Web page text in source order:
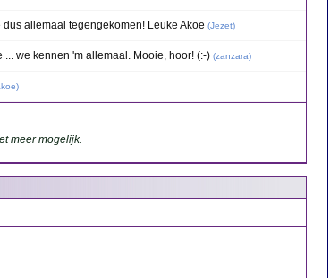
dus allemaal tegengekomen! Leuke Akoe (Jezet)
... we kennen 'm allemaal. Mooie, hoor! (:-) (zanzara)
)
meer mogelijk.